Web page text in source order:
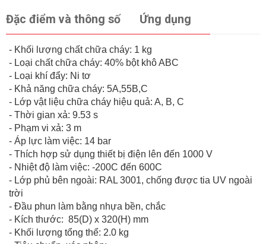
Đặc điểm và thông số Ứng dụng
- Khối lượng chất chữa cháy: 1 kg
- Loại chất chữa cháy: 40% bột khô ABC
- Loại khí đẩy: Ni tơ
- Khả năng chữa cháy: 5A,55B,C
- Lớp vật liệu chữa cháy hiệu quả: A, B, C
- Thời gian xả: 9.53 s
- Phạm vi xả: 3 m
- Áp lực làm việc: 14 bar
- Thích hợp sử dụng thiết bị điện lên đến 1000 V
- Nhiệt độ làm việc: -200C đến 600C
- Lớp phủ bên ngoài: RAL 3001, chống được tia UV ngoài
trời
- Đầu phun làm bằng nhựa bền, chắc
- Kích thước: 85(D) x 320(H) mm
- Khối lượng tổng thể: 2.0 kg